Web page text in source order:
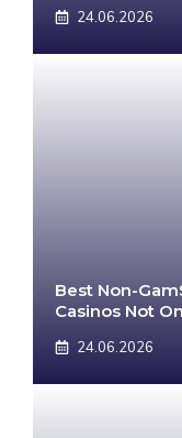
24.06.2026
Best Non-
Casinos Not
24.06.2026